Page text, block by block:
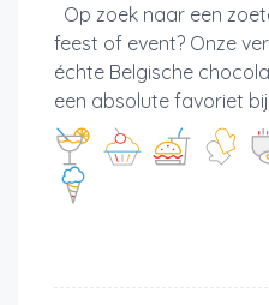
Op zoek naar een
feest of event? Onze
échte Belgische
een absolute favoriet bij